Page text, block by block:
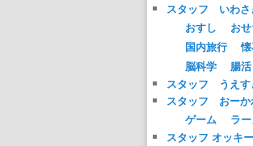
スタッフ いわさ
おすし
お
国内旅行
脳科学
腸活
スタッフ うえす
スタッフ おーか
ゲーム
ラ
スタッフ オッキー